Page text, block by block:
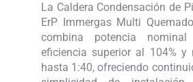
La Caldera Condensación de
ErP Immergas Multi
combina potencia
eficiencia superior al 104% y
hasta 1:40, ofreciendo